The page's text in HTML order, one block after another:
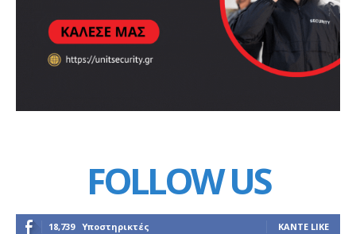
FOLLOW US
18,739 Υποστηρικτές ΚΆΝΤΕ LIKE